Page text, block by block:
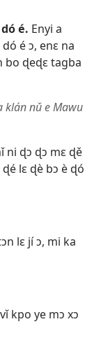
é. Enyi a
é ɔ, enɛ na
bo ɖeɖɛ tagba
klán nǔ e Mawu
ni ɖɔ ɖɔ mɛ ɖě
lɛ ɖè bɔ è ɖó
lɛ jí ɔ, mi ka
kpo ye mɔ xɔ